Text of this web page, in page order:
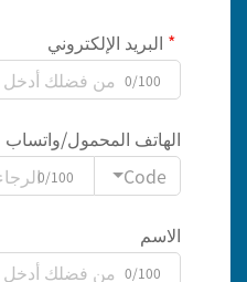
البريد الإلكتروني
0/100
الهاتف المحمول/واتساب
Code
0/100
الاسم
0/100